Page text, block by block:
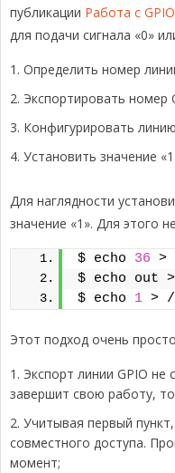
публикации Работа с
для подачи сигнала «0»
Определить номер
Экспортировать номер
Конфигурировать
Установить значение
Для наглядности
значение «1». Для этого
$ echo 36 >
$ echo out
$ echo 1 > /
Этот подход очень
Экспорт линии GPIO
завершит свою работу,
Учитывая первый
совместного доступа.
момент;